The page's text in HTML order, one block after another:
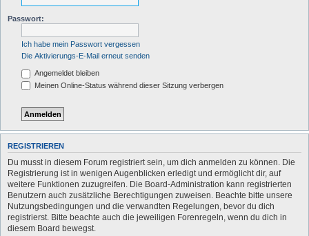
Passwort:
Ich habe mein Passwort vergessen
Die Aktivierungs-E-Mail erneut senden
Angemeldet bleiben
Meinen Online-Status während dieser Sitzung verbergen
REGISTRIEREN
Du musst in diesem Forum registriert sein, um dich anmelden zu können. Die
Registrierung ist in wenigen Augenblicken erledigt und ermöglicht dir, auf
weitere Funktionen zuzugreifen. Die Board-Administration kann registrierten
Benutzern auch zusätzliche Berechtigungen zuweisen. Beachte bitte unsere
Nutzungsbedingungen und die verwandten Regelungen, bevor du dich
registrierst. Bitte beachte auch die jeweiligen Forenregeln, wenn du dich in
diesem Board bewegst.